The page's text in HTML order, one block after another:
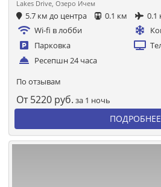
Lakes Drive, Озеро Ичем
5.7 км до центра 0.1 км
0.1
Wi-fi в лобби
Парковка
Ресепшн 24 часа
По отзывам
От 5220 руб. за 1 ночь
ПОДРОБНЕЕ